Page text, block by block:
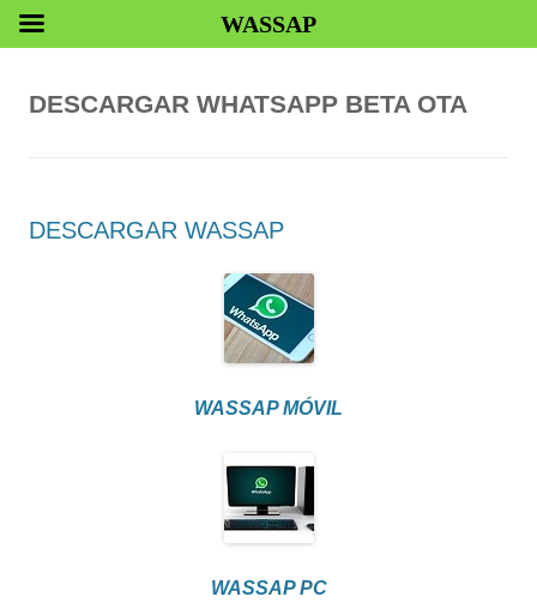
DESCARGAR WHATSAPP BETA OTA
DESCARGAR WASSAP
WASSAP MÓVIL
WASSAP PC
WASSAP